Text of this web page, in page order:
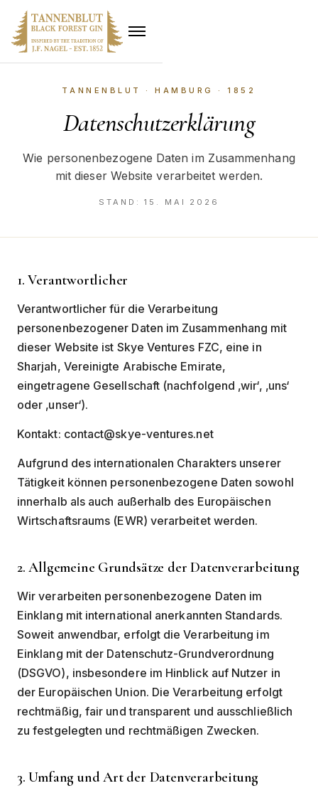
TANNENBLUT · HAMBURG · 1852
Datenschutzerklärung
Wie personenbezogene Daten im Zusammenhang
mit dieser Website verarbeitet werden.
STAND: 15. MAI 2026
1. Verantwortlicher
Verantwortlicher für die Verarbeitung
personenbezogener Daten im Zusammenhang mit
dieser Website ist Skye Ventures FZC, eine in
Sharjah, Vereinigte Arabische Emirate,
eingetragene Gesellschaft (nachfolgend ‚wir‘, ‚uns‘
oder ‚unser‘).
Kontakt: contact@skye-ventures.net
Aufgrund des internationalen Charakters unserer
Tätigkeit können personenbezogene Daten sowohl
innerhalb als auch außerhalb des Europäischen
Wirtschaftsraums (EWR) verarbeitet werden.
2. Allgemeine Grundsätze der Datenverarbeitung
Wir verarbeiten personenbezogene Daten im
Einklang mit international anerkannten Standards.
Soweit anwendbar, erfolgt die Verarbeitung im
Einklang mit der Datenschutz-Grundverordnung
(DSGVO), insbesondere im Hinblick auf Nutzer in
der Europäischen Union. Die Verarbeitung erfolgt
rechtmäßig, fair und transparent und ausschließlich
zu festgelegten und rechtmäßigen Zwecken.
3. Umfang und Art der Datenverarbeitung